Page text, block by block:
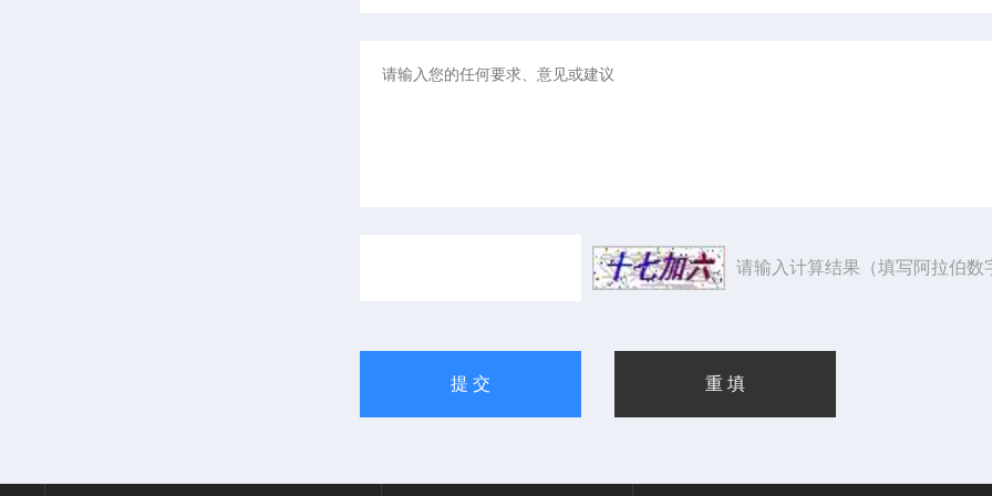
请输入计算结果（填写阿拉伯数